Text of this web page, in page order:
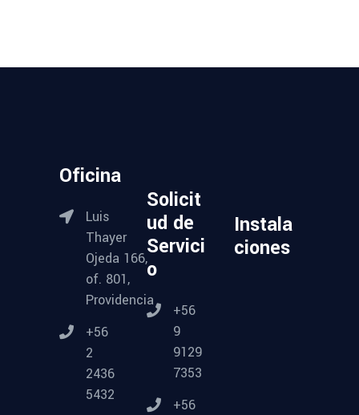
Oficina
Luis
Thayer
Ojeda 166,
of. 801,
Providencia
+56
2
2436
5432
Solicit
ud de
Servici
o
+56
9
9129
7353
+56
Instala
ciones